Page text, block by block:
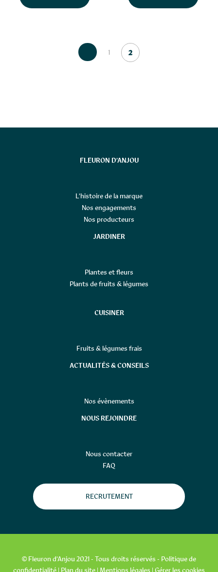
1 2
FLEURON D’ANJOU
L’histoire de la marque
Nos engagements
Nos producteurs
JARDINER
Plantes et fleurs
Plants de fruits & légumes
CUISINER
Fruits & légumes frais
ACTUALITÉS & CONSEILS
Nos évènements
NOUS REJOINDRE
Nous contacter
FAQ
RECRUTEMENT
© Fleuron d’Anjou 2021 - Tous droits réservés - Politique de
confidentialité | Plan du site | Mentions légales | Gérer les cookies